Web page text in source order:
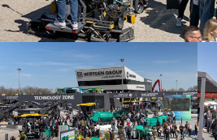
Мировые премьеры: Wirtgen
представила свою самую мощную
дорожную фрезу W 250 XF и все
новых колесных холодных
стабилизаторов грунта.